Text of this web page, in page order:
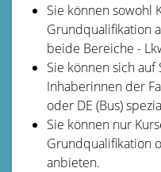
Sie können sowohl
Grundqualifkation
beide Bereiche -
Sie können sich
Inhaberinnen der
oder DE (Bus) spe
Sie können nur
Grundqualifikation
anbieten.